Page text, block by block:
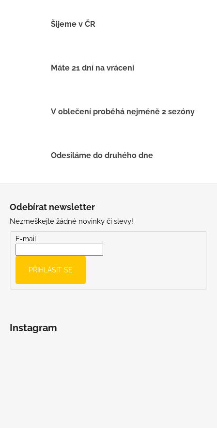
í
k
p
u
Šijeme v ČR
Máte 21 dní na vrácení
V oblečení proběhá nejméně 2 sezóny
Odesíláme do druhého dne
Odebírat newsletter
Nezmeškejte žádné novinky či slevy!
E-mail
PŘIHLÁSIT SE
Instagram